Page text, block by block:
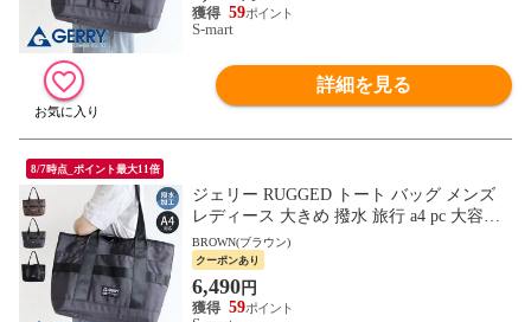
59
S-mart
詳細を見る
8/7時点_ポイント最大11倍
ジェリー RUGGED トート バッグ メンズ
レディース 大きめ 撥水 旅行 a4 pc 大容量
ブランド 鞄 大人 ミリタリー 軽量 頑丈 お
しゃれ r2186 gerry
BROWN(ブラウン)
クーポンあり
6,490円
59